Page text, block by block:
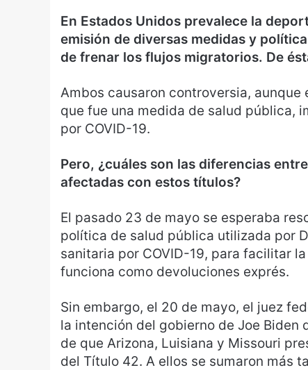
En Estados Unidos prevalece la
emisión de diversas medidas y
de frenar los flujos migratorios. De
Ambos causaron controversia,
que fue una medida de salud pública,
por COVID-19.
Pero, ¿cuáles son las diferencias
afectadas con estos títulos?
El pasado 23 de mayo se esperaba
política de salud pública utilizada por
sanitaria por COVID-19, para facilitar
funciona como devoluciones exprés.
Sin embargo, el 20 de mayo, el juez
la intención del gobierno de Joe Biden
de que Arizona, Luisiana y Missouri
del Título 42. A ellos se sumaron más